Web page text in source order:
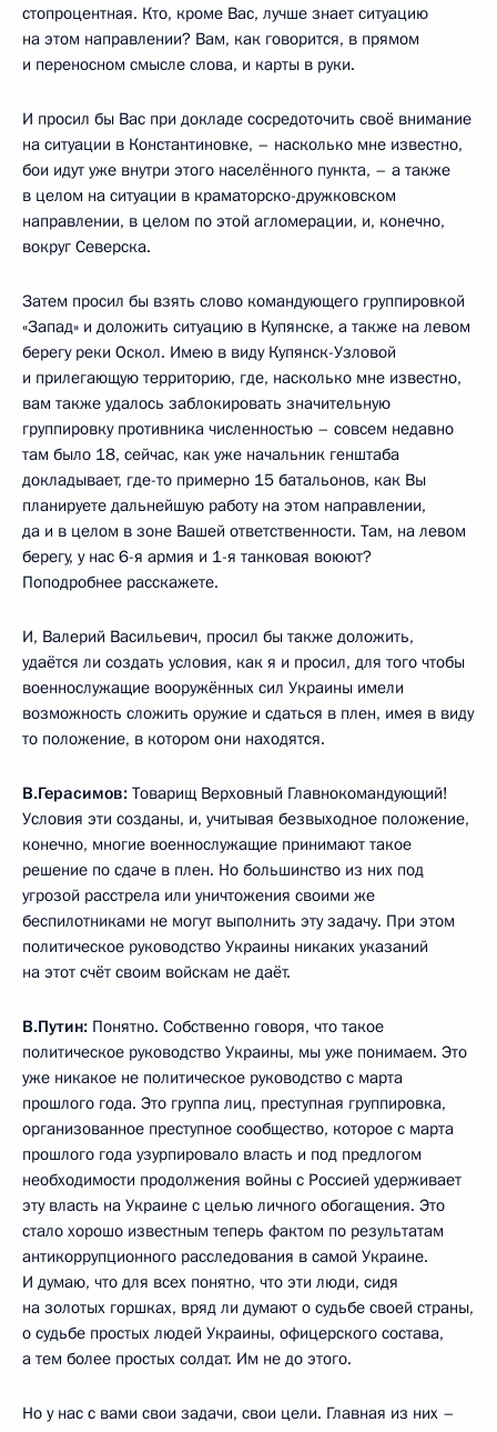
стопроцентная. Кто, кроме Вас, лучше знает ситуацию
на этом направлении? Вам, как говорится, в прямом
и переносном смысле слова, и карты в руки.
И просил бы Вас при докладе сосредоточить своё внимание
на ситуации в Константиновке, – насколько мне известно,
бои идут уже внутри этого населённого пункта, – а также
в целом на ситуации в краматорско-дружковском
направлении, в целом по этой агломерации, и, конечно,
вокруг Северска.
Затем просил бы взять слово командующего группировкой
«Запад» и доложить ситуацию в Купянске, а также на левом
берегу реки Оскол. Имею в виду Купянск-Узловой
и прилегающую территорию, где, насколько мне известно,
вам также удалось заблокировать значительную
группировку противника численностью – совсем недавно
там было 18, сейчас, как уже начальник генштаба
докладывает, где-то примерно 15 батальонов, как Вы
планируете дальнейшую работу на этом направлении,
да и в целом в зоне Вашей ответственности. Там, на левом
берегу, у нас 6-я армия и 1-я танковая воюют?
Поподробнее расскажете.
И, Валерий Васильевич, просил бы также доложить,
удаётся ли создать условия, как я и просил, для того чтобы
военнослужащие вооружённых сил Украины имели
возможность сложить оружие и сдаться в плен, имея в виду
то положение, в котором они находятся.
В.Герасимов: Товарищ Верховный Главнокомандующий!
Условия эти созданы, и, учитывая безвыходное положение,
конечно, многие военнослужащие принимают такое
решение по сдаче в плен. Но большинство из них под
угрозой расстрела или уничтожения своими же
беспилотниками не могут выполнить эту задачу. При этом
политическое руководство Украины никаких указаний
на этот счёт своим войскам не даёт.
В.Путин: Понятно. Собственно говоря, что такое
политическое руководство Украины, мы уже понимаем. Это
уже никакое не политическое руководство с марта
прошлого года. Это группа лиц, преступная группировка,
организованное преступное сообщество, которое с марта
прошлого года узурпировало власть и под предлогом
необходимости продолжения войны с Россией удерживает
эту власть на Украине с целью личного обогащения. Это
стало хорошо известным теперь фактом по результатам
антикоррупционного расследования в самой Украине.
И думаю, что для всех понятно, что эти люди, сидя
на золотых горшках, вряд ли думают о судьбе своей страны,
о судьбе простых людей Украины, офицерского состава,
а тем более простых солдат. Им не до этого.
Но у нас с вами свои задачи, свои цели. Главная из них –